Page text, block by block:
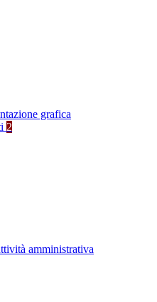
grafica
2
amministrativa